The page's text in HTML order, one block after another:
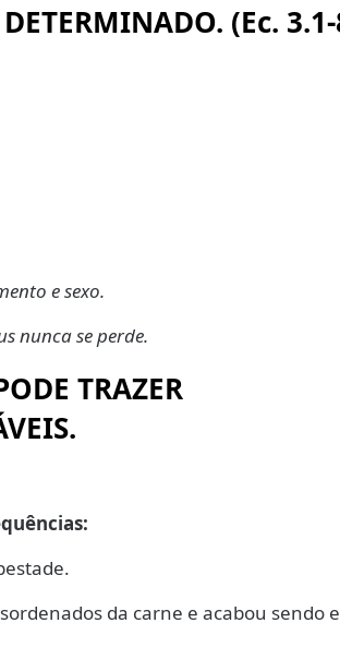
(Ec.
e sexo.
nunca se perde.
TRAZER
da carne e acabou sendo